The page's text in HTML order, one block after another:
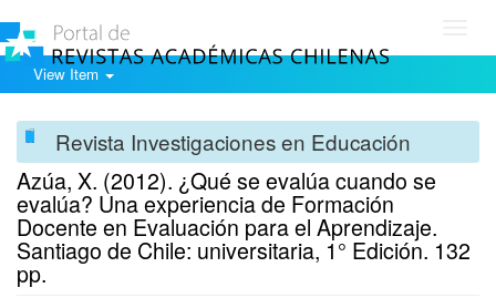
View Item
Revista Investigaciones en Educación
Azúa, X. (2012). ¿Qué se evalúa cuando se
evalúa? Una experiencia de Formación
Docente en Evaluación para el Aprendizaje.
Santiago de Chile: universitaria, 1° Edición. 132
pp.